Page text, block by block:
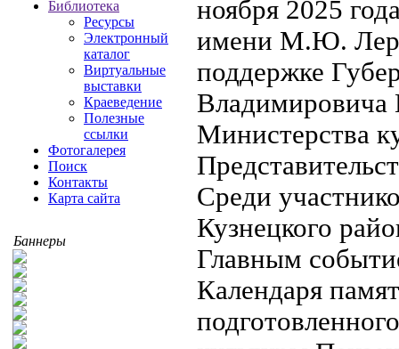
Библиотека
Ресурсы
Электронный
каталог
Виртуальные
выставки
Краеведение
Полезные
ссылки
Фотогалерея
Поиск
Контакты
Карта сайта
Баннеры
ноября 2025
имени М.Ю.
поддержке
Владимировича
Министерства
Среди
Кузнецкого
Главным
Календаря